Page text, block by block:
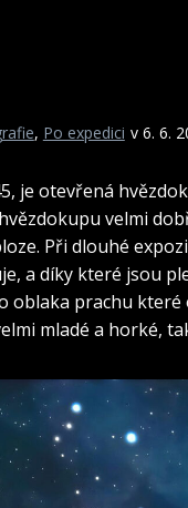
, Po expedici v 6. 6.
je otevřená
velmi
Při dlouhé
a díky které jsou
oblaka prachu
mladé a horké,